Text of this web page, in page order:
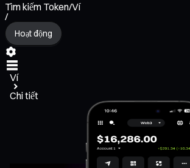
Tìm kiếm Token/Ví
/
Hoạt động
Ví
Chi tiết